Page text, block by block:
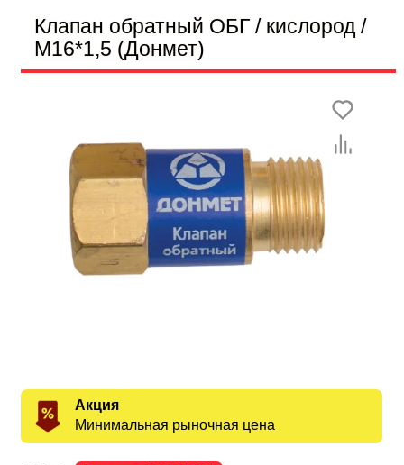
Клапан обратный ОБГ / кислород /
М16*1,5 (Донмет)
Акция
Минимальная рыночная цена